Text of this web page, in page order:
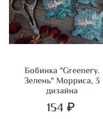
Бобинка "Greenery.
Зелень" Морриса, 3
дизайна
154 ₽